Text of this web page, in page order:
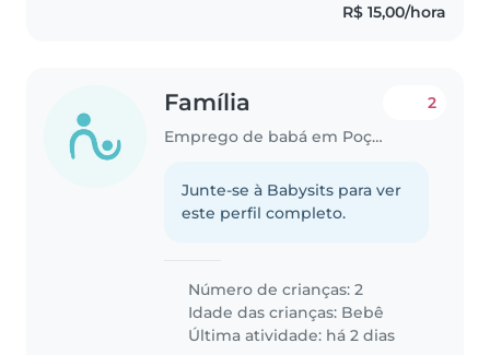
R$ 15,00/hora
Família
Emprego de babá em Poços de Caldas
2
Junte-se à Babysits para ver
este perfil completo.
Número de crianças: 2
Idade das crianças: Bebê
Última atividade: há 2 dias